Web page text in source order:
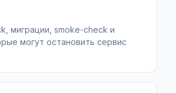
миграции, smoke-check и
могут остановить сервис